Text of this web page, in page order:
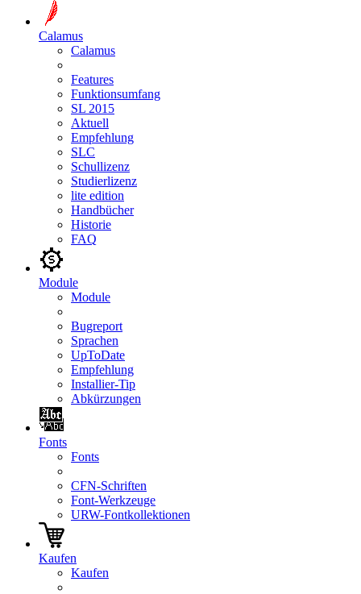
Calamus
Calamus
Features
Funktionsumfang
SL 2015
Aktuell
Empfehlung
SLC
Schullizenz
Studierlizenz
lite edition
Handbücher
Historie
FAQ
Module
Module
Bugreport
Sprachen
UpToDate
Empfehlung
Installier-Tip
Abkürzungen
Fonts
Fonts
CFN-Schriften
Font-Werkzeuge
URW-Fontkollektionen
Kaufen
Kaufen